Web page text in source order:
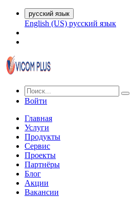
русский язык
English (US) русский язык
Войти
Главная
Услуги
Продукты
Сервис
Проекты
Партнёры
Блог
Акции
Вакансии